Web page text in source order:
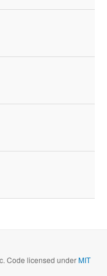
Code licensed underMIT